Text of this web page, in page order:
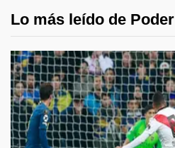
Lo más leído de Poder